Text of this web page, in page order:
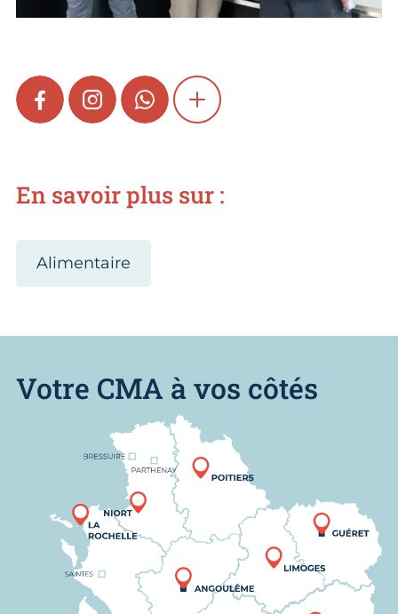
FACEBOOKINSTAGRAMWHATSAPPSHOW MORE
En savoir plus sur :
Alimentaire
Votre CMA à vos côtés